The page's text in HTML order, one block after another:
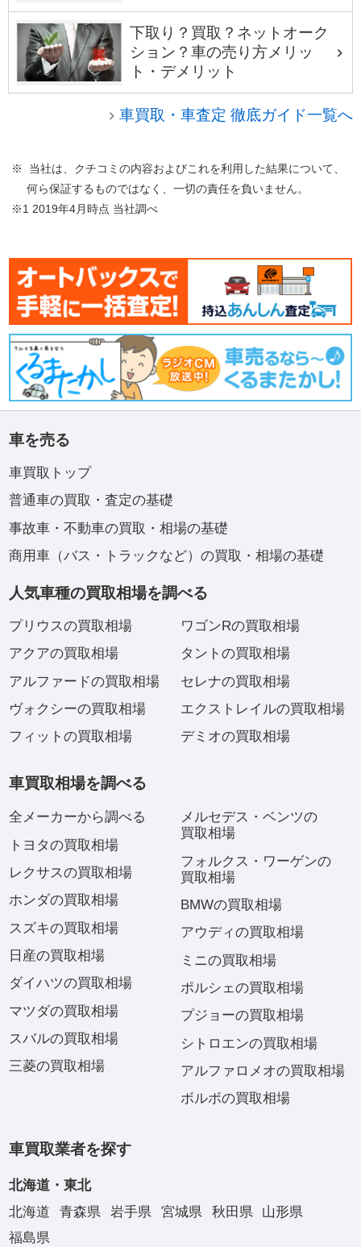
下取り？買取？ネットオーク
ション？車の売り方メリッ
ト・デメリット
車買取・車査定 徹底ガイド一覧へ
※ 当社は、クチコミの内容およびこれを利用した結果について、
何ら保証するものではなく、一切の責任を負いません。
※1 2019年4月時点 当社調べ
車を売る
車買取トップ
普通車の買取・査定の基礎
事故車・不動車の買取・相場の基礎
商用車（バス・トラックなど）の買取・相場の基礎
人気車種の買取相場を調べる
プリウスの買取相場
アクアの買取相場
アルファードの買取相場
ヴォクシーの買取相場
フィットの買取相場
ワゴンRの買取相場
タントの買取相場
セレナの買取相場
エクストレイルの買取相場
デミオの買取相場
車買取相場を調べる
全メーカーから調べる
トヨタの買取相場
レクサスの買取相場
ホンダの買取相場
スズキの買取相場
日産の買取相場
ダイハツの買取相場
マツダの買取相場
スバルの買取相場
三菱の買取相場
メルセデス・ベンツの
買取相場
フォルクス・ワーゲンの
買取相場
BMWの買取相場
アウディの買取相場
ミニの買取相場
ポルシェの買取相場
プジョーの買取相場
シトロエンの買取相場
アルファロメオの買取相場
ボルボの買取相場
車買取業者を探す
北海道・東北
北海道
青森県 岩手県 宮城県 秋田県
山形県
福島県